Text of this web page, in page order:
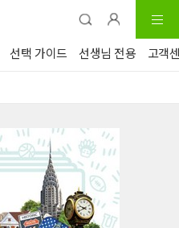
선택 가이드 선생님 전용 고객